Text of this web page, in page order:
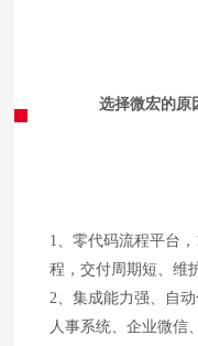
选择微宏的原
1、零代码流程平台
程，交付周期短、维
2、集成能力强、自
人事系统、企业微信